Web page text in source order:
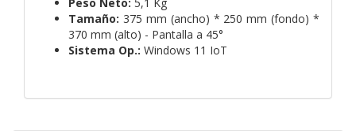
Tamaño: 375 mm (ancho) * 250 mm (fondo) *
370 mm (alto) - Pantalla a 45°
Sistema Op.: Windows 11 IoT